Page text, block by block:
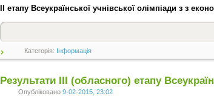
ІІ етапу Всеукраїнської учнівської олімпіади з з
Категорія: Інформація
Результати ІІІ (обласного) етапу
Опубліковано 9-02-2015, 23:02